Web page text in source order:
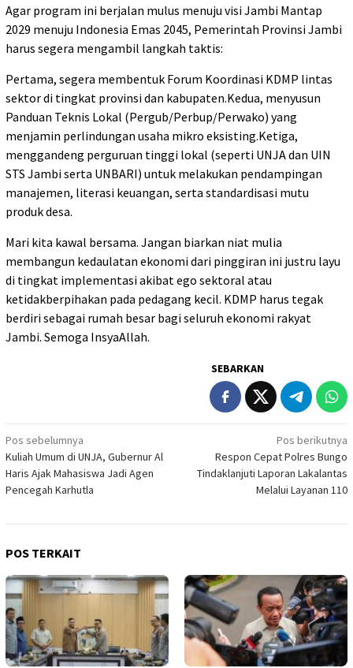
Agar program ini berjalan mulus menuju visi Jambi Mantap
2029 menuju Indonesia Emas 2045, Pemerintah Provinsi Jambi
harus segera mengambil langkah taktis:
Pertama, segera membentuk Forum Koordinasi KDMP lintas
sektor di tingkat provinsi dan kabupaten.Kedua, menyusun
Panduan Teknis Lokal (Pergub/Perbup/Perwako) yang
menjamin perlindungan usaha mikro eksisting.Ketiga,
menggandeng perguruan tinggi lokal (seperti UNJA dan UIN
STS Jambi serta UNBARI) untuk melakukan pendampingan
manajemen, literasi keuangan, serta standardisasi mutu
produk desa.
Mari kita kawal bersama. Jangan biarkan niat mulia
membangun kedaulatan ekonomi dari pinggiran ini justru layu
di tingkat implementasi akibat ego sektoral atau
ketidakberpihakan pada pedagang kecil. KDMP harus tegak
berdiri sebagai rumah besar bagi seluruh ekonomi rakyat
Jambi. Semoga InsyaAllah.
SEBARKAN
Navigasi
pos
Pos sebelumnya
Kuliah Umum di UNJA, Gubernur Al
Haris Ajak Mahasiswa Jadi Agen
Pencegah Karhutla
Pos berikutnya
Respon Cepat Polres Bungo
Tindaklanjuti Laporan Lakalantas
Melalui Layanan 110
POS TERKAIT